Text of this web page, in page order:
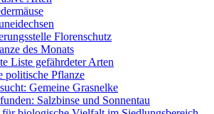
Florenschutz
des Monats
Liste gefährdeter Arten
politische Pflanze
Gemeine Grasnelke
Salzbinse und Sonnentau